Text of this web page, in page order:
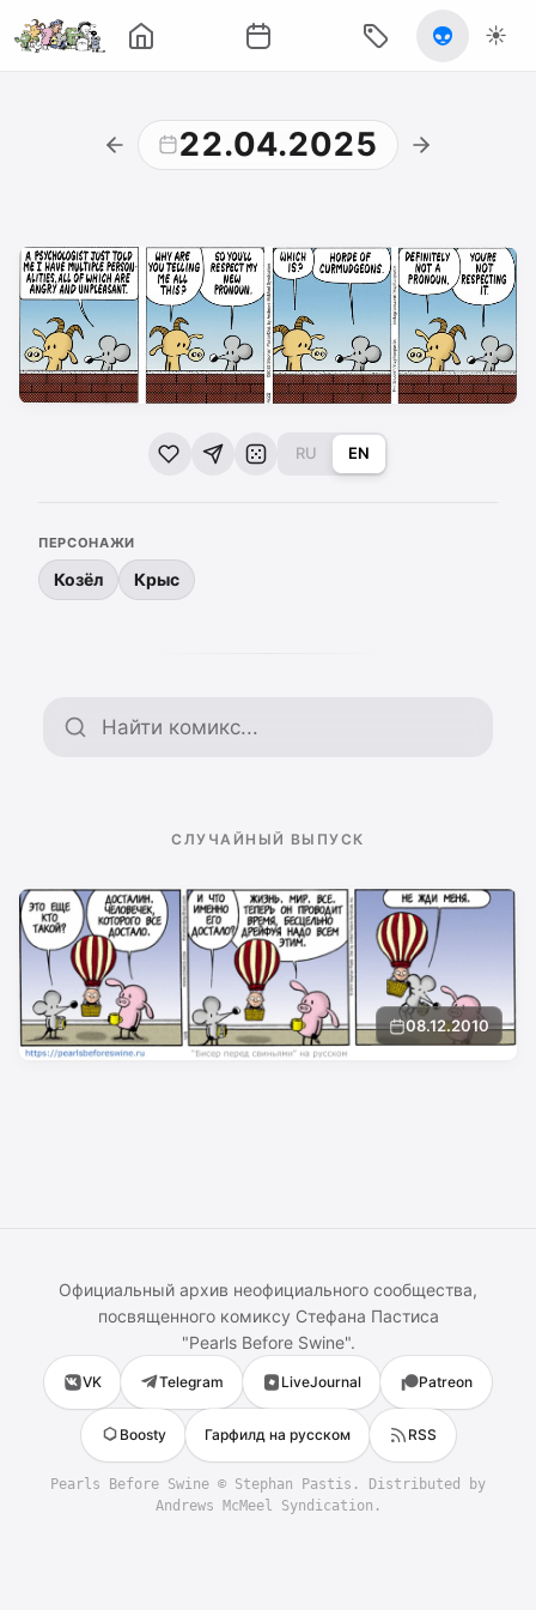
👽 ☀️
22.04.2025
RU EN
ПЕРСОНАЖИ
Козёл Крыс
Поиск по архиву
СЛУЧАЙНЫЙ ВЫПУСК
08.12.2010
Официальный архив неофициального сообщества,
посвященного комиксу Стефана Пастиса
"Pearls Before Swine".
VK Telegram LiveJournal Patreon
Boosty Гарфилд на русском RSS
Pearls Before Swine © Stephan Pastis . Distributed by
Andrews McMeel Syndication.